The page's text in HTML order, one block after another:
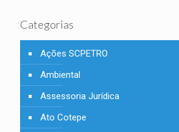
Categorias
Ações SCPETRO
Ambiental
Assessoria Jurídica
Ato Cotepe